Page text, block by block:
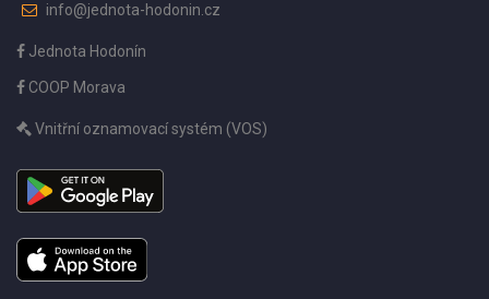
info@jednota-hodonin.cz
Jednota Hodonín
COOP Morava
Vnitřní oznamovací systém (VOS)